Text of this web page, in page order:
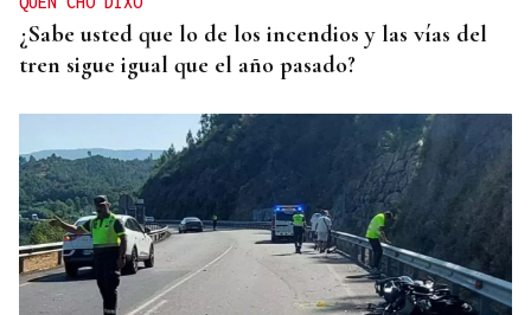
¿Sabe usted que lo de los incendios y las vías del
tren sigue igual que el año pasado?